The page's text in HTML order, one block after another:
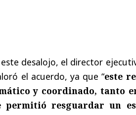
desalojo, el director
el acuerdo, ya que “este
y coordinado, tanto
permitió resguardar un